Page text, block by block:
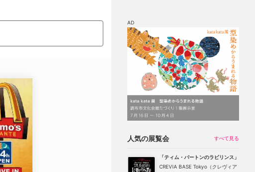
チケット割引
AD
人気の展覧会 すべて見る
「ティム・バートンのラビリンス」
CREVIA BASE Tokyo（クレヴィア